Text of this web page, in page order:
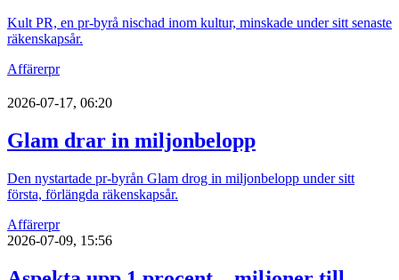
Kult PR, en pr-byrå nischad inom kultur, minskade under sitt senaste
räkenskapsår.
Affärerpr
2026-07-17, 06:20
Glam drar in miljonbelopp
Den nystartade pr-byrån Glam drog in miljonbelopp under sitt
första, förlängda räkenskapsår.
Affärerpr
2026-07-09, 15:56